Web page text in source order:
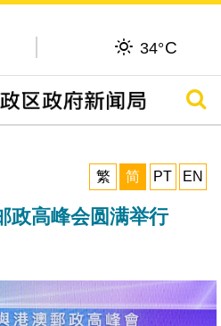
34°C
搜寻
繁
简 PT EN
政高峰会圆满举行